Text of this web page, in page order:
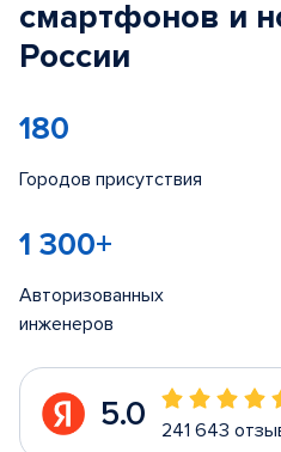
смартфонов и
России
180
Городов присутствия
1 300+
Авторизованных
инженеров
5.0 241 643